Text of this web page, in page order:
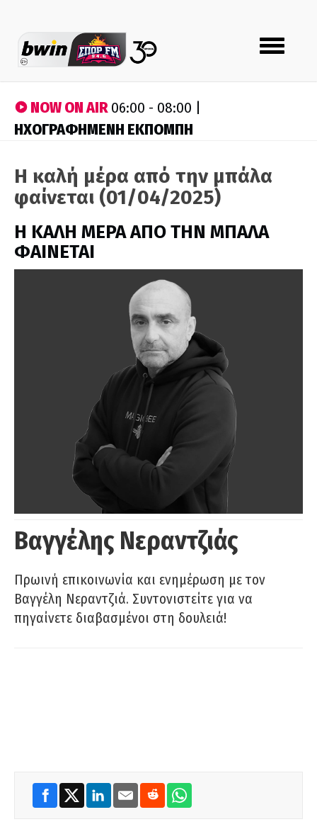
Toggle
navigation
NOW ON AIR06:00 - 08:00 |
ΗΧΟΓΡΑΦΗΜΕΝΗ ΕΚΠΟΜΠΗ
Η καλή μέρα από την μπάλα
φαίνεται (01/04/2025)
H ΚΑΛΗ ΜΕΡΑ ΑΠΟ ΤΗΝ ΜΠΑΛΑ
ΦΑΙΝΕΤΑΙ
Βαγγέλης Νεραντζιάς
Πρωινή επικοινωνία και ενημέρωση με τον
Βαγγέλη Νεραντζιά. Συντονιστείτε για να
πηγαίνετε διαβασμένοι στη δουλειά!